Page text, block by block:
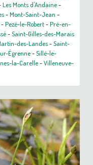
Les Monts d'Andaine-
-Mont-Saint-Jean -
-Pezé-le-Robert-Pré-en-
-Saint-Gilles-des-Marais
des-Landes-Saint-
Égrenne-Sillé-le-
la-Carelle-Villeneuve-